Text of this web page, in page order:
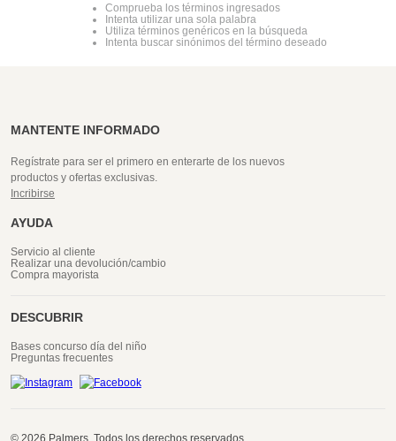
Comprueba los términos ingresados
Intenta utilizar una sola palabra
Utiliza términos genéricos en la búsqueda
Intenta buscar sinónimos del término deseado
MANTENTE INFORMADO
Regístrate para ser el primero en enterarte de los nuevos
productos y ofertas exclusivas.
Incribirse
AYUDA
Servicio al cliente
Realizar una devolución/cambio
Compra mayorista
DESCUBRIR
Bases concurso día del niño
Preguntas frecuentes
© 2026 Palmers. Todos los derechos reservados.